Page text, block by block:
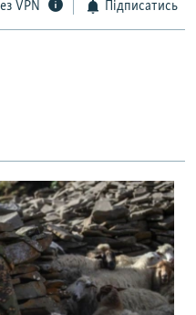
VPN Підписатись